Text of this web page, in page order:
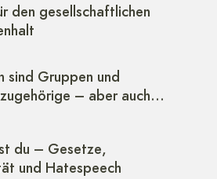
den gesellschaftlichen
sind Gruppen und
– aber auch…
du – Gesetze,
und Hatespeech